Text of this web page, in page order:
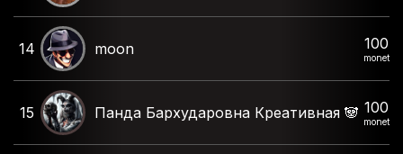
14 moon 100
monet
15 Панда Бархударовна Креативная 🐼 100
monet